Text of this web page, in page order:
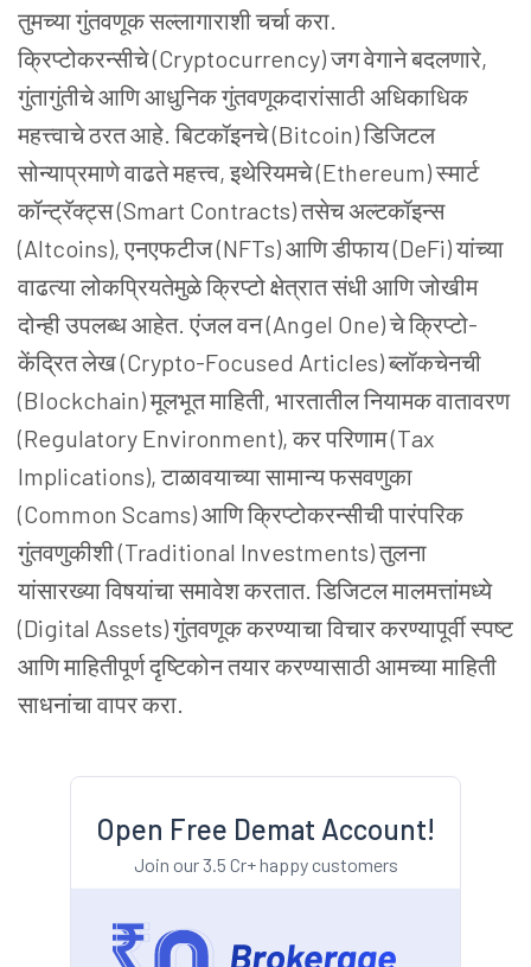
तुमच्या गुंतवणूक सल्लागाराशी चर्चा करा.
क्रिप्टोकरन्सीचे (Cryptocurrency) जग वेगाने बदलणारे,
गुंतागुंतीचे आणि आधुनिक गुंतवणूकदारांसाठी अधिकाधिक
महत्त्वाचे ठरत आहे. बिटकॉइनचे (Bitcoin) डिजिटल
सोन्याप्रमाणे वाढते महत्त्व, इथेरियमचे (Ethereum) स्मार्ट
कॉन्ट्रॅक्ट्स (Smart Contracts) तसेच अल्टकॉइन्स
(Altcoins), एनएफटीज (NFTs) आणि डीफाय (DeFi) यांच्या
वाढत्या लोकप्रियतेमुळे क्रिप्टो क्षेत्रात संधी आणि जोखीम
दोन्ही उपलब्ध आहेत. एंजल वन (Angel One) चे क्रिप्टो-
केंद्रित लेख (Crypto-Focused Articles) ब्लॉकचेनची
(Blockchain) मूलभूत माहिती, भारतातील नियामक वातावरण
(Regulatory Environment), कर परिणाम (Tax
Implications), टाळावयाच्या सामान्य फसवणुका
(Common Scams) आणि क्रिप्टोकरन्सीची पारंपरिक
गुंतवणुकीशी (Traditional Investments) तुलना
यांसारख्या विषयांचा समावेश करतात. डिजिटल मालमत्तांमध्ये
(Digital Assets) गुंतवणूक करण्याचा विचार करण्यापूर्वी स्पष्ट
आणि माहितीपूर्ण दृष्टिकोन तयार करण्यासाठी आमच्या माहिती
साधनांचा वापर करा.
Open Free Demat Account!
Join our 3.5 Cr+ happy customers